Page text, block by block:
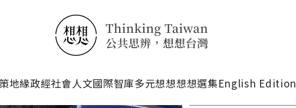
地緣政經社會人文國際智庫多元想想想想選集English Edition